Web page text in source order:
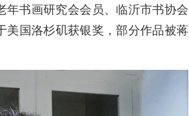
书画研究会会员、临沂市书协会
美国洛杉矶获银奖，部分作品被蒋